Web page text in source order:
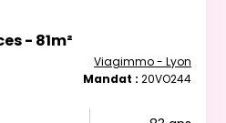
- 81m²
Viagimmo - Lyon
Mandat : 20VO244